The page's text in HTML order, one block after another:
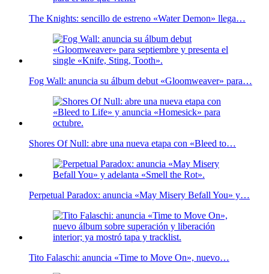
The Knights: sencillo de estreno «Water Demon» llega…
Fog Wall: anuncia su álbum debut «Gloomweaver» para…
Shores Of Null: abre una nueva etapa con «Bleed to…
Perpetual Paradox: anuncia «May Misery Befall You» y…
Tito Falaschi: anuncia «Time to Move On», nuevo…